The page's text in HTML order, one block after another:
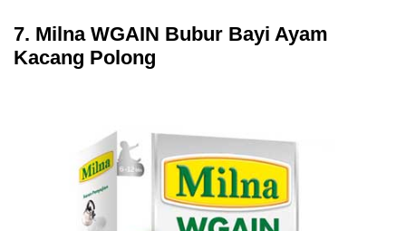
7. Milna WGAIN Bubur Bayi Ayam
Kacang Polong